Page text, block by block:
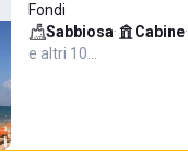
Fondi
Sabbiosa· Cabine·
e altri 10…